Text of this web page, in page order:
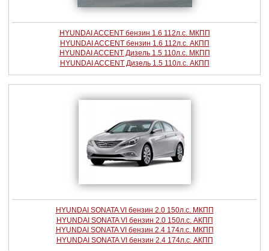
HYUNDAI ACCENT бензин 1.6 112л.с. МКПП
HYUNDAI ACCENT бензин 1.6 112л.с. АКПП
HYUNDAI ACCENT Дизель 1.5 110л.с. МКПП
HYUNDAI ACCENT Дизель 1.5 110л.с. АКПП
HYUNDAI SONATA VI бензин 2.0 150л.с. МКПП
HYUNDAI SONATA VI бензин 2.0 150л.с. АКПП
HYUNDAI SONATA VI бензин 2.4 174л.с. МКПП
HYUNDAI SONATA VI бензин 2.4 174л.с. АКПП